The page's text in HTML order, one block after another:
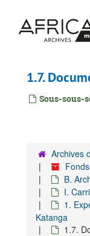
contenu
1.7.
Sous-sous-
Archives
B.
I.
1.
Katanga
1.7.